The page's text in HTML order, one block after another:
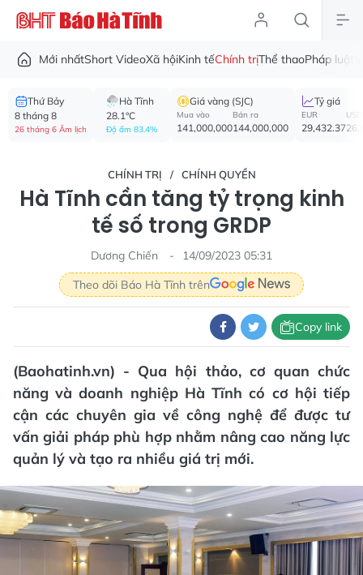
Mới nhấtShort VideoXã hộiKinh tếChính trịThể thaoPháp luật
Thứ Bảy
8 tháng 8
26 tháng 6 Âm lịch
Hà Tĩnh
28.1°C
Độ ẩm 83.4%
Giá vàng (SJC)
Mua vào
141,000,000
Bán ra
144,000,000
Tỷ giá
EUR
29,432.37
USD
CHÍNH TRỊ CHÍNH QUYỀN
Hà Tĩnh cần tăng tỷ trọng kinh
tế số trong GRDP
Dương Chiến
14/09/2023 05:31
Theo dõi Báo Hà Tĩnh trên
Copy link
(Baohatinh.vn) - Qua hội thảo, cơ quan chức
năng và doanh nghiệp Hà Tĩnh có cơ hội tiếp
cận các chuyên gia về công nghệ để được tư
vấn giải pháp phù hợp nhằm nâng cao năng lực
quản lý và tạo ra nhiều giá trị mới.